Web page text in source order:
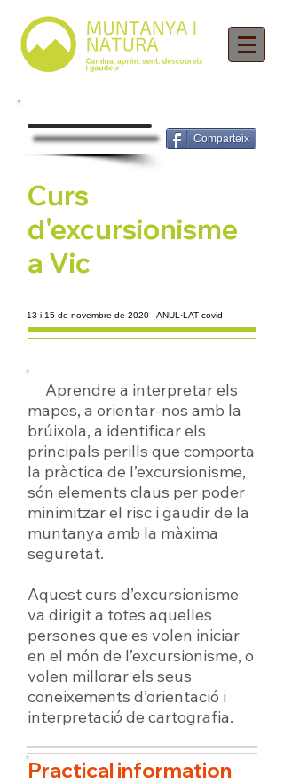
Comparteix
Curs
d'excursionisme
a Vic
13 i 15 de novembre de 2020 - ANUL·LAT covid
Aprendre a interpretar els
mapes, a orientar-nos amb la
brúixola, a identificar els
principals perills que comporta
la pràctica de l’excursionisme,
són elements claus per poder
minimitzar el risc i gaudir de la
muntanya amb la màxima
seguretat.
Aquest curs d’excursionisme
va dirigit a totes aquelles
persones que es volen iniciar
en el món de l’excursionisme, o
volen millorar els seus
coneixements d’orientació i
interpretació de cartografia.
Practical information